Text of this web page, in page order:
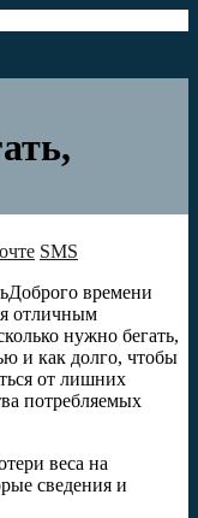
SMS
Доброго времени
отличным
нужно бегать,
и как долго, чтобы
от лишних
потребляемых
веса на
сведения и